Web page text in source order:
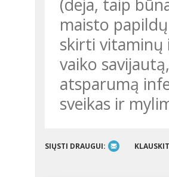
(deja, taip
maisto
skirti vitaminų
vaiko
atsparumą
sveikas ir
SIŲSTI DRAUGUI: